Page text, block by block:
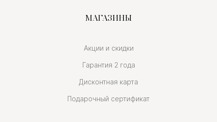
МАГАЗИНЫ
Акции и скидки
Гарантия 2 года
Дисконтная карта
Подарочный сертификат